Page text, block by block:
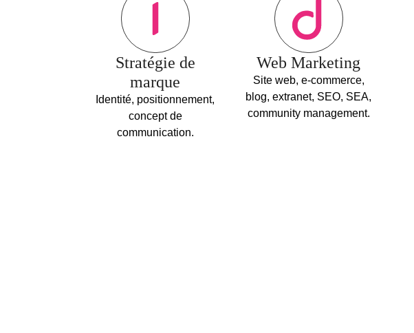
Stratégie de
marque
Identité, positionnement,
concept de
communication.
Web Marketing
Site web, e-commerce,
blog, extranet, SEO, SEA,
community management.